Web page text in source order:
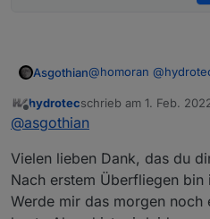
Asgothian@homoran @
von@ hydrotec's
Hand an den Text
die
gelehnt habe
Zum lesen:
A.
Offline
hydrotecschrieb am 1. Feb.
zuletzt editiert von
@asgothian
Vielen lieben Dank, das du
Nach erstem Überfliegen bin
Werde mir das morgen noch